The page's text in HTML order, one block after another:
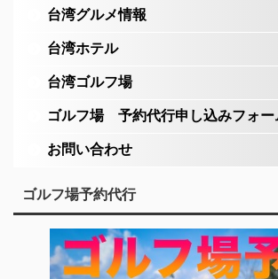
台湾グルメ情報
台湾ホテル
台湾ゴルフ場
ゴルフ場 予約代行申し込みフォー
お問い合わせ
ゴルフ場予約代行